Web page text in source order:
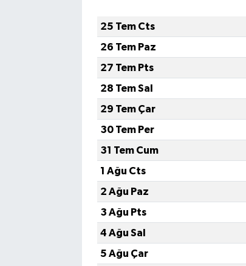
25 Tem Cts
26 Tem Paz
27 Tem Pts
28 Tem Sal
29 Tem Çar
30 Tem Per
31 Tem Cum
1 Ağu Cts
2 Ağu Paz
3 Ağu Pts
4 Ağu Sal
5 Ağu Çar